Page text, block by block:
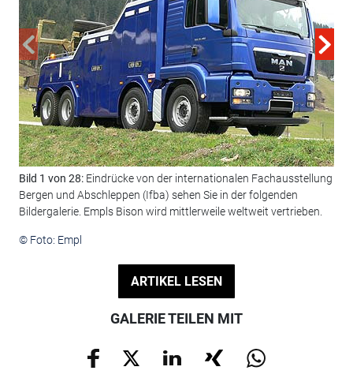
Bild 1 von 28: Eindrücke von der internationalen Fachausstellung
Bergen und Abschleppen (Ifba) sehen Sie in der folgenden
Bildergalerie. Empls Bison wird mittlerweile weltweit vertrieben.
© Foto: Empl
ARTIKEL LESEN
GALERIE TEILEN MIT